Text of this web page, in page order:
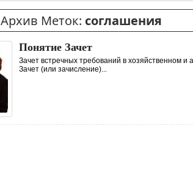
Архив Меток: соглашения
Понятие Зачет
Зачет встречных требований в хозяйственном и
Зачет (или зачисление)...